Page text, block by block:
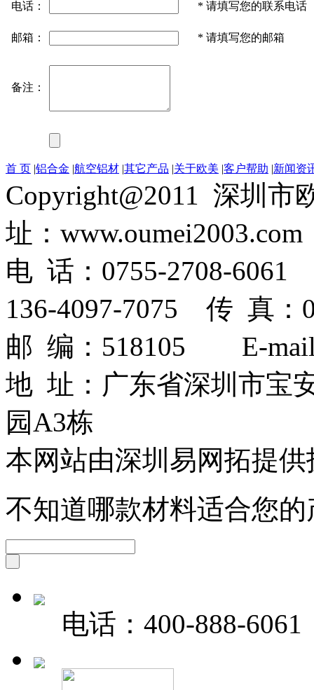
电话： * 请填写您的联系电话
邮箱： * 请填写您的邮箱
备注：
首 页 |铝合金 |航空铝材 |其它产品 |关于欧美 |客户帮助 |新闻资
Copyright@2011 深圳
址：www.oumei2003.com
电 话：0755-2708-
136-4097-7075 传 真：
邮 编：518105 E-mail
地 址：广东省深圳市宝
园A3栋
本网站由深圳易网拓提
不知道哪款材料适合您
电话： 400-888-6061